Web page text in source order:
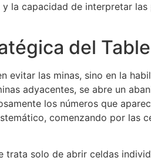
la capacidad de interpretar
del
evitar las minas, sino en la
adyacentes, se abre un
los números que
comenzando por las
solo de abrir celdas